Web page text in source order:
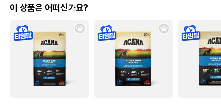
이 상품은 어떠신가요?